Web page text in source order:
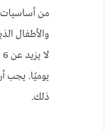
من أساسيات
يوميًا. يجب
ذلك.